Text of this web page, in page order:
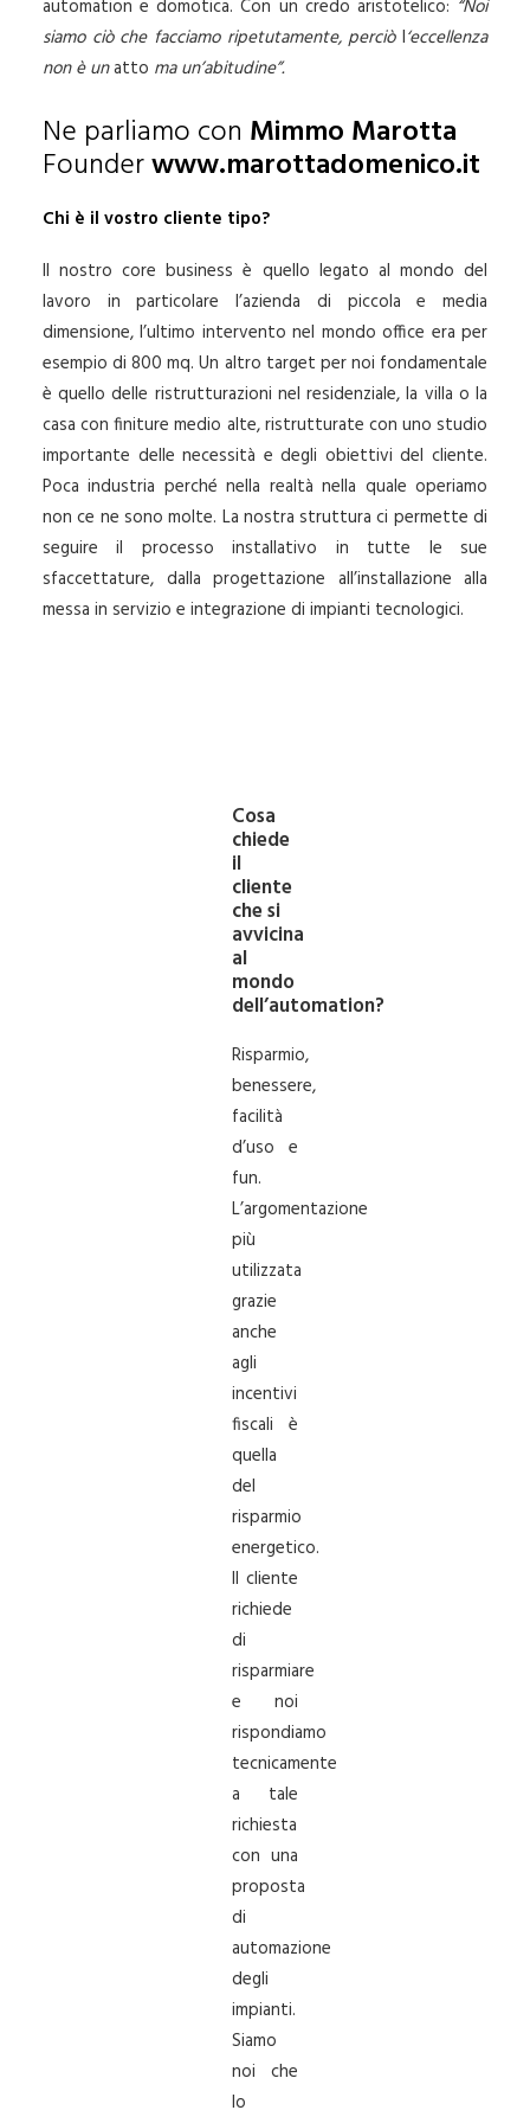
automation e domotica. Con un credo aristotelico: “Noi
siamo ciò che facciamo ripetutamente,perciòl‘eccellenza
non è unatto ma un’abitudine”.
Ne parliamo con Mimmo Marotta
Founderwww.marottadomenico.it
Chi è il vostro cliente tipo?
Il nostro core business è quello legato al mondo del
lavoro in particolare l’azienda di piccola e media
dimensione, l’ultimo intervento nel mondo office era per
esempio di 800 mq. Un altro target per noi fondamentale
è quello delle ristrutturazioni nel residenziale, la villa o la
casa con finiture medio alte, ristrutturate con uno studio
importante delle necessità e degli obiettivi del cliente.
Poca industria perché nella realtà nella quale operiamo
non ce ne sono molte. La nostra struttura ci permette di
seguire il processo installativo in tutte le sue
sfaccettature, dalla progettazione all’installazione alla
messa in servizio e integrazione di impianti tecnologici.
Cosa
chiede
il
cliente
che si
avvicina
al
mondo
dell’automation?
Risparmio,
benessere,
facilità
d’uso e
fun.
L’argomentazione
più
utilizzata
grazie
anche
agli
incentivi
fiscali è
quella
del
risparmio
energetico.
Il cliente
richiede
di
risparmiare
e noi
rispondiamo
tecnicamente
a tale
richiesta
con una
proposta
di
automazione
degli
impianti.
Siamo
noi che
lo